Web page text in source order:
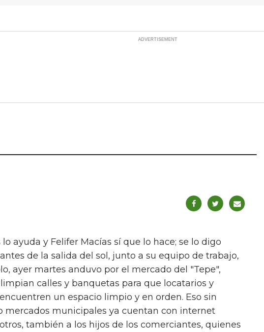
ayuda y Felifer Macías sí que lo hace; se lo digo
de la salida del sol, junto a su equipo de trabajo,
ayer martes anduvo por el mercado del "Tepe",
calles y banquetas para que locatarios y
un espacio limpio y en orden. Eso sin
mercados municipales ya cuentan con internet
también a los hijos de los comerciantes, quienes